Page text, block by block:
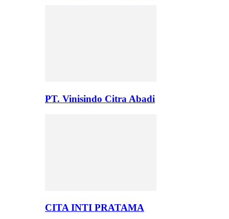
PT. Vinisindo Citra Abadi
CITA INTI PRATAMA